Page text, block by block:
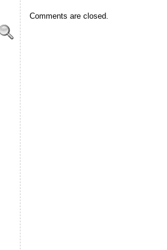
Comments are closed.